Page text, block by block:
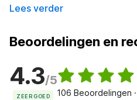
Lees verder
Beoordelingen en
4.3/5
ZEER GOED 106 Beoordelingen